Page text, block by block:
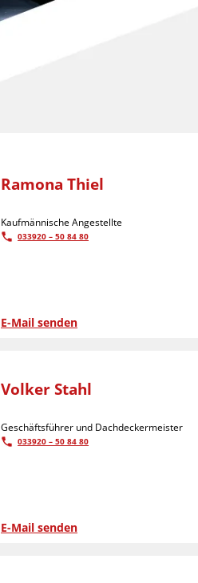
Ramona Thiel
Kaufmännische Angestellte
033920 – 50 84 80
E-Mail senden
Volker Stahl
Geschäftsführer und Dachdeckermeister
033920 – 50 84 80
E-Mail senden